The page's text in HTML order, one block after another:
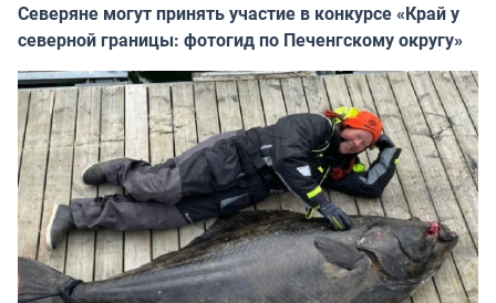
Северяне могут принять участие в конкурсе «Край у
северной границы: фотогид по Печенгскому округу»